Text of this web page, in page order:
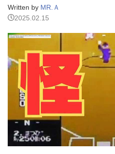
Written by MR.Ａ
2025.02.15